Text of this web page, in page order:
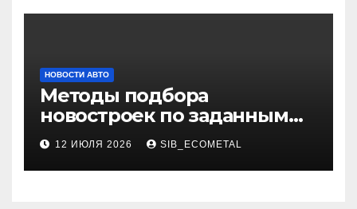
НОВОСТИ АВТО
Методы подбора
новостроек по заданным
критериям
12 ИЮЛЯ 2026 SIB_ECOMETAL